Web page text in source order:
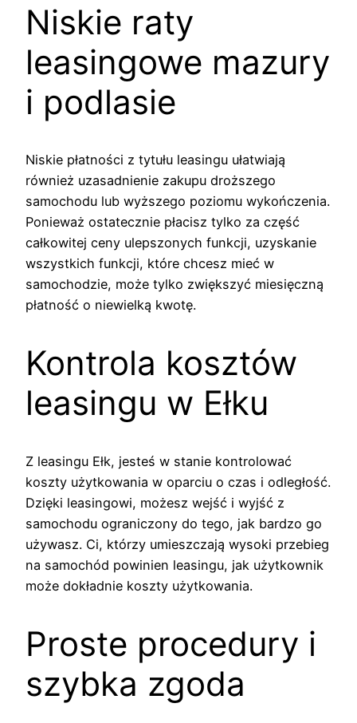
Niskie raty
leasingowe mazury
i podlasie
Niskie płatności z tytułu leasingu ułatwiają
również uzasadnienie zakupu droższego
samochodu lub wyższego poziomu wykończenia.
Ponieważ ostatecznie płacisz tylko za część
całkowitej ceny ulepszonych funkcji, uzyskanie
wszystkich funkcji, które chcesz mieć w
samochodzie, może tylko zwiększyć miesięczną
płatność o niewielką kwotę.
Kontrola kosztów
leasingu w Ełku
Z leasingu Ełk, jesteś w stanie kontrolować
koszty użytkowania w oparciu o czas i odległość.
Dzięki leasingowi, możesz wejść i wyjść z
samochodu ograniczony do tego, jak bardzo go
używasz. Ci, którzy umieszczają wysoki przebieg
na samochód powinien leasingu, jak użytkownik
może dokładnie koszty użytkowania.
Proste procedury i
szybka zgoda